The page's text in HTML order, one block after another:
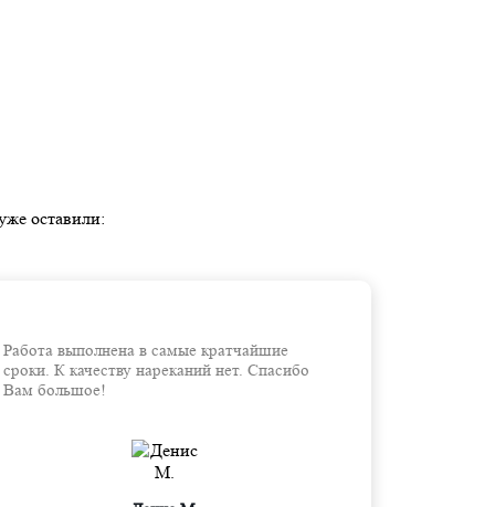
оставили:
Работа выполнена в самые кратчайшие
сроки. К качеству нареканий нет. Спасибо
Вам большое!